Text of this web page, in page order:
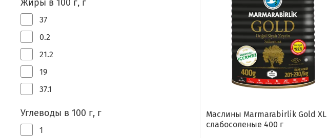
Маслины Marmarabirlik Gold XL
слабосоленые 400 г
Жиры в 100 г, г
37
0.2
21.2
19
37.1
Углеводы в 100 г, г
1